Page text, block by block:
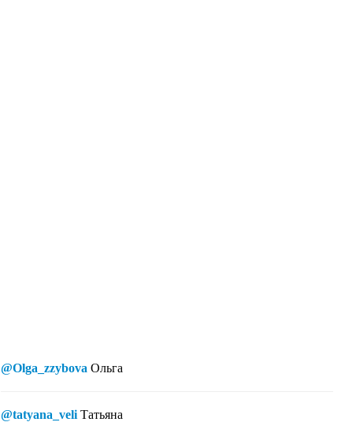
@Olga_zzybova Ольга
@tatyana_veli Татьяна